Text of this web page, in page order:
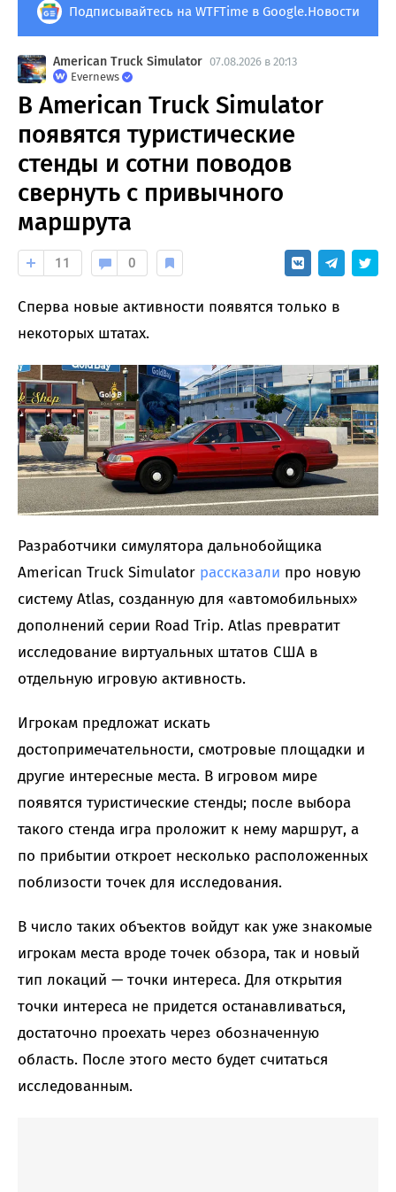
Подписывайтесь на WTFTime в Google.Новости
American Truck Simulator 07.08.2026 в 20:13
Evernews
В American Truck Simulator
появятся туристические
стенды и сотни поводов
свернуть с привычного
маршрута
11 0
Сперва новые активности появятся только в
некоторых штатах.
Разработчики симулятора дальнобойщика
American Truck Simulator рассказали про новую
систему Atlas, созданную для «автомобильных»
дополнений серии Road Trip. Atlas превратит
исследование виртуальных штатов США в
отдельную игровую активность.
Игрокам предложат искать
достопримечательности, смотровые площадки и
другие интересные места. В игровом мире
появятся туристические стенды; после выбора
такого стенда игра проложит к нему маршрут, а
по прибытии откроет несколько расположенных
поблизости точек для исследования.
В число таких объектов войдут как уже знакомые
игрокам места вроде точек обзора, так и новый
тип локаций — точки интереса. Для открытия
точки интереса не придется останавливаться,
достаточно проехать через обозначенную
область. После этого место будет считаться
исследованным.